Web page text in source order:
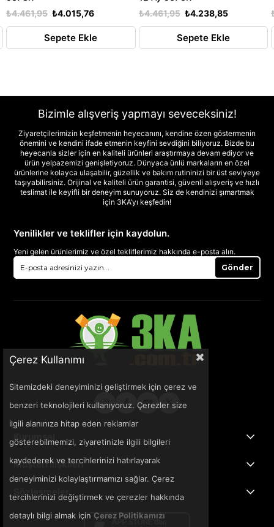
₺4.015,76
₺4.461,95
Sepete Ekle
₺4.238,85
₺4.461,95
Sepete Ekle
Bizimle alışveriş yapmayı seveceksiniz!
Ziyaretçilerimizin keşfetmenin heyecanını, kendine özen göstermenin
önemini ve kendini ifade etmenin keyfini sevdiğini biliyoruz. Bizde bu
heyecanla sizler için en kaliteli ürünleri araştırmaya devam ediyor ve
ürün yelpazemizi genişletiyoruz. Dünyaca ünlü markaların en özel
ürünlerine kolayca ulaşabilir, güzellik ve bakım rutininizi bir üst seviyeye
taşıyabilirsiniz. Orijinal ve kaliteli ürün garantisi, güvenli alışveriş ve hızlı
teslimat ile keyifli bir deneyim sunuyoruz. Siz de kendinizi şımartmak
için 3KA’yı keşfedin!
Yenilikler ve teklifler için kaydolun.
Yeni gelen ürünlerimiz ve özel tekliflerimiz hakkında e-posta alın.
Gönder
Kurumsal
Müşteri İlişkileri
Sözleşmeler
Çerez Kullanımı
Sitemizdeki deneyiminizi geliştirmek için çerez ve
benzeri teknolojileri kullanıyoruz. Çerezler size
ilgili alanınıza hitap eden reklamlar
gösterebilmemizi, ziyaretinizle ilgili bilgileri
kaydederek ve tercihlerinizi hatırlayarak
deneyiminizi kolaylaştırmamızı sağlar. Çerez
tercihlerinizi değiştirmek ve çerezler hakkında
detaylı bilgi almak için Çerez Politikamızı